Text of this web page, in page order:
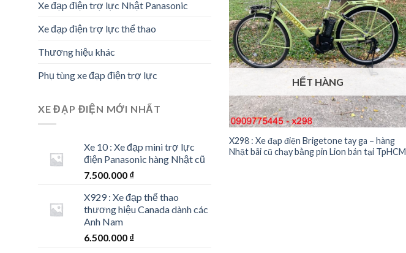
Xe đạp điện trợ lực Nhật Panasonic
Xe đạp điện trợ lực thể thao
Thương hiệu khác
Phụ tùng xe đạp điện trợ lực
XE ĐẠP ĐIỆN MỚI NHẤT
Xe 10 : Xe đạp mini trợ lực
điện Panasonic hàng Nhật cũ
7.500.000 ₫
X929 : Xe đạp thể thao
thương hiệu Canada dành các
Anh Nam
6.500.000 ₫
HẾT HÀNG
X298 : Xe đạp điện Brigetone tay ga – hàng
Nhật bãi cũ chạy bằng pin Lion bán tại TpHCM